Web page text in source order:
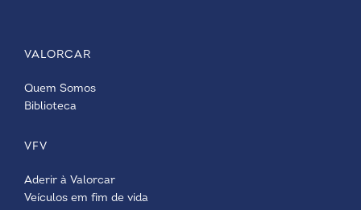
VALORCAR
Quem Somos
Biblioteca
VFV
Aderir à Valorcar
Veículos em fim de vida